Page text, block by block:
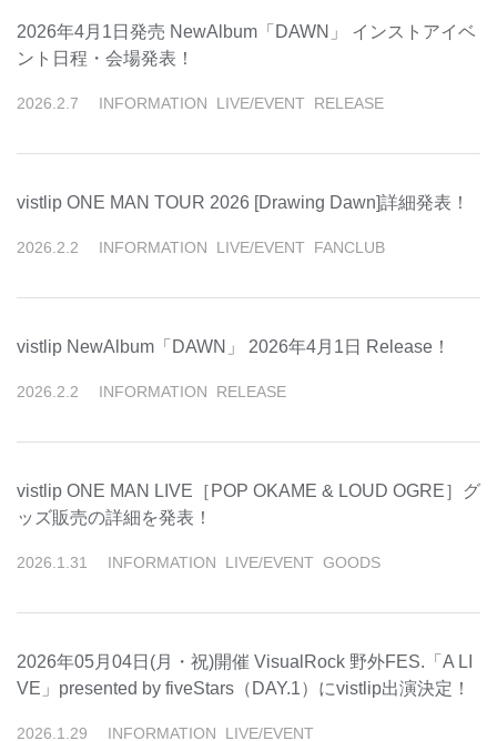
2026年4月1日発売 NewAlbum「DAWN」 インストアイベ
ント日程・会場発表！
2026 2 7 INFORMATION LIVE/EVENT RELEASE
vistlip ONE MAN TOUR 2026 [Drawing Dawn]詳細発表！
2026 2 2 INFORMATION LIVE/EVENT FANCLUB
vistlip NewAlbum「DAWN」 2026年4月1日 Release！
2026 2 2 INFORMATION RELEASE
vistlip ONE MAN LIVE［POP OKAME & LOUD OGRE］グ
ッズ販売の詳細を発表！
2026 1 31 INFORMATION LIVE/EVENT GOODS
2026年05月04日(月・祝)開催 VisualRock 野外FES.「A LI
VE」presented by fiveStars（DAY.1）にvistlip出演決定！
2026 1 29 INFORMATION LIVE/EVENT